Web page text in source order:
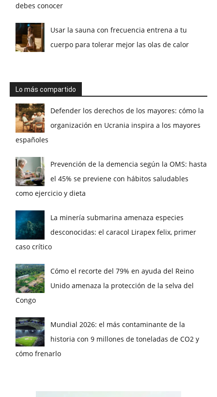
debes conocer
Usar la sauna con frecuencia entrena a tu
cuerpo para tolerar mejor las olas de calor
Lo más compartido
Defender los derechos de los mayores: cómo la
organización en Ucrania inspira a los mayores
españoles
Prevención de la demencia según la OMS: hasta
el 45% se previene con hábitos saludables
como ejercicio y dieta
La minería submarina amenaza especies
desconocidas: el caracol Lirapex felix, primer
caso crítico
Cómo el recorte del 79% en ayuda del Reino
Unido amenaza la protección de la selva del
Congo
Mundial 2026: el más contaminante de la
historia con 9 millones de toneladas de CO2 y
cómo frenarlo